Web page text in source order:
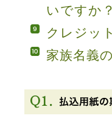
いですか？
クレジッ
家族名義